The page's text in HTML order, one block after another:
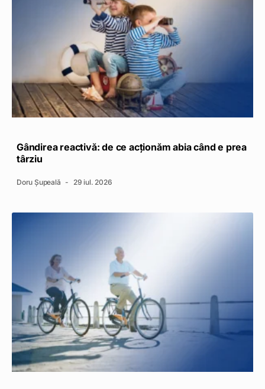
Gândirea reactivă: de ce acționăm abia când e prea
târziu
Doru Șupeală 29 iul. 2026